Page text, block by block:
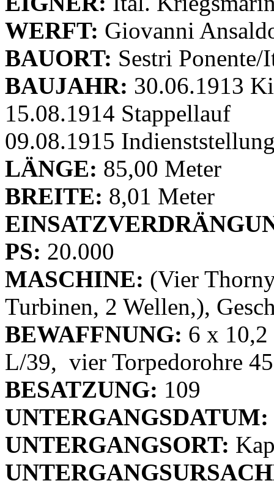
WERFT: Giovanni
BAUORT: Sestri Ponente/
BAUJAHR: 30.06.1913
15.08.1914 Stappellauf
09.08.1915
LÄNGE: 85,00 Meter
BREITE: 8,01 Meter
PS: 20.000
MASCHINE: (Vier
Turbinen, 2 Wellen,),
BEWAFFNUNG: 6 x 10,2
L/39, vier Torpedorohre
BESATZUNG: 109
UNTERGANGSDATUM:
UNTERGANGSORT: